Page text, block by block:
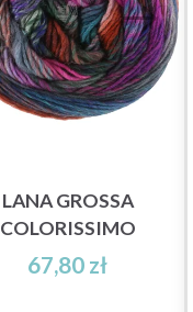
LANA GROSSA
COLORISSIMO
67,80 zł